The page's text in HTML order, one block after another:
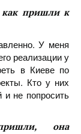
как пришли к
У меня
реализации у
в Киеве по
Кто у них
и не попросить
она